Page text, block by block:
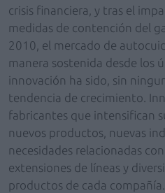
crisis financiera, y tras el
medidas de contención del
2010, el mercado de
manera sostenida desde los
innovación ha sido, sin
tendencia de crecimiento.
fabricantes que intensifican
nuevos productos, nuevas
necesidades relacionadas
extensiones de líneas y
productos de cada compañía.